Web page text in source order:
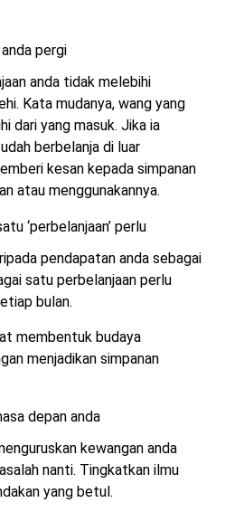
pergi
anda tidak melebihi
Kata mudanya, wang yang
dari yang masuk. Jika ia
berbelanja di luar
kesan kepada simpanan
atau menggunakannya.
‘perbelanjaan’ perlu
pendapatan anda sebagai
satu perbelanjaan perlu
bulan.
membentuk budaya
menjadikan simpanan
depan anda
kewangan anda
nanti. Tingkatkan ilmu
yang betul.